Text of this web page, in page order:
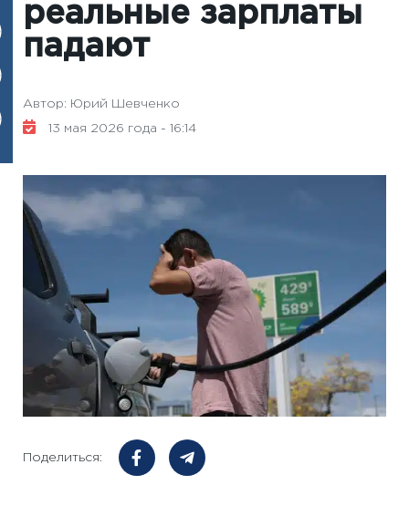
реальные зарплаты
падают
Автор: Юрий Шевченко
13 мая 2026 года - 16:14
Поделиться: